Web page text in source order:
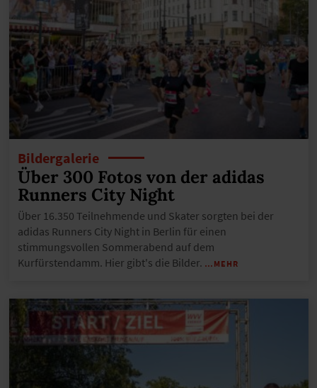
Bildergalerie
Über 300 Fotos von der adidas
Runners City Night
Über 16.350 Teilnehmende und Skater sorgten bei der
adidas Runners City Night in Berlin für einen
stimmungsvollen Sommerabend auf dem
Kurfürstendamm. Hier gibt's die Bilder. …MEHR